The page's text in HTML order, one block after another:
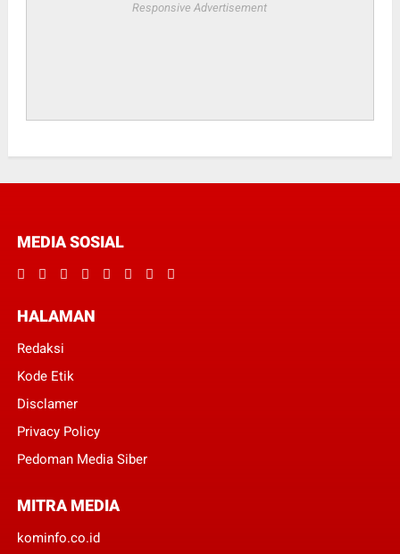
Responsive Advertisement
MEDIA SOSIAL
HALAMAN
Redaksi
Kode Etik
Disclamer
Privacy Policy
Pedoman Media Siber
MITRA MEDIA
kominfo.co.id